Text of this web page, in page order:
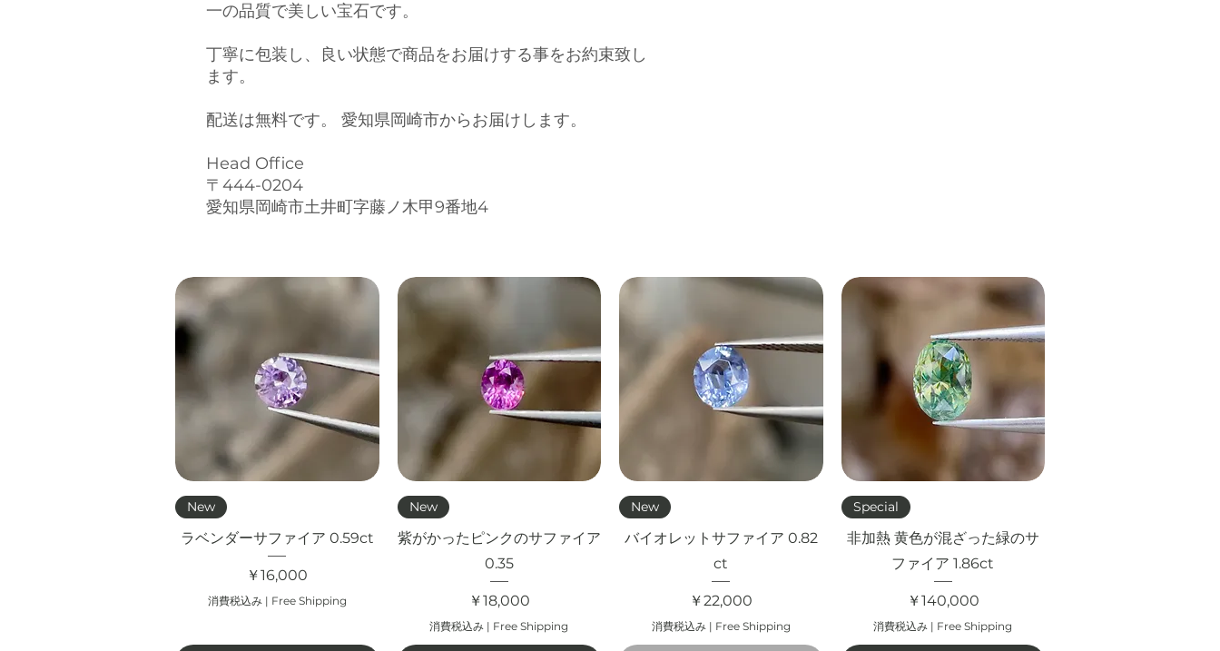
一の品質で美しい宝石です。
丁寧に包装し、良い状態で商品をお届けする事をお約束致し
ます。
配送は無料です。 愛知県岡崎市からお届けします。
Head Office
〒444-0204
愛知県岡崎市土井町字藤ノ木甲9番地4
New
ラベンダーサファイア 0.59ct
価格
￥16,000
消費税込み| Free Shipping
New
紫がかったピンクのサファイア
0.35
価格
￥18,000
消費税込み | Free Shipping
New
バイオレットサファイア 0.82
ct
価格
￥22,000
消費税込み| Free Shipping
クイックビュー
Special
非加熱 黄色が混ざった緑のサ
ファイア 1.86ct
価格
￥140,000
消費税込み | Free Shipping